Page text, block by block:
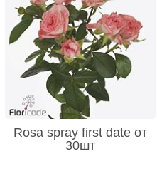
Rosa spray first date от
30шт